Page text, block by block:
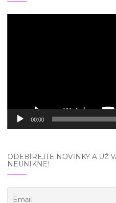
00:00
ODEBÍREJTE NOVINKY A UŽ
NEUNIKNE!